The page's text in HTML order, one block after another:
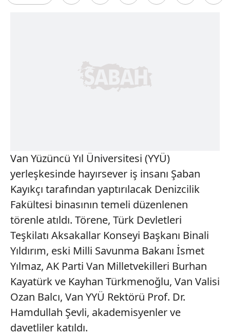
Van Yüzüncü Yıl Üniversitesi (YYÜ)
yerleşkesinde hayırsever iş insanı Şaban
Kayıkçı tarafından yaptırılacak Denizcilik
Fakültesi binasının temeli düzenlenen
törenle atıldı. Törene, Türk Devletleri
Teşkilatı Aksakallar Konseyi Başkanı Binali
Yıldırım, eski Milli Savunma Bakanı İsmet
Yılmaz, AK Parti Van Milletvekilleri Burhan
Kayatürk ve Kayhan Türkmenoğlu, Van Valisi
Ozan Balcı, Van YYÜ Rektörü Prof. Dr.
Hamdullah Şevli, akademisyenler ve
davetliler katıldı.